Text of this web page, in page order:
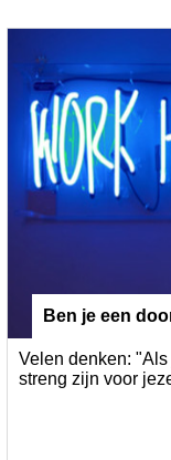
Ben je een
Velen denken:
streng zijn voor